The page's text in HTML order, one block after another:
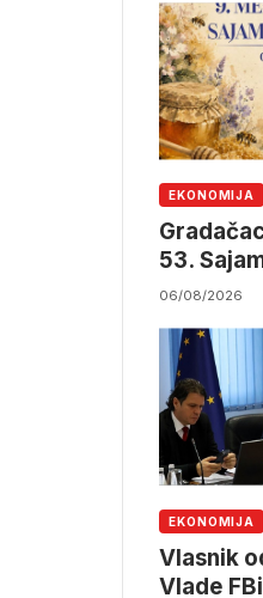
EKONOMIJA
53.
06/08/2026
EKONOMIJA
Vlasnik
Vlade